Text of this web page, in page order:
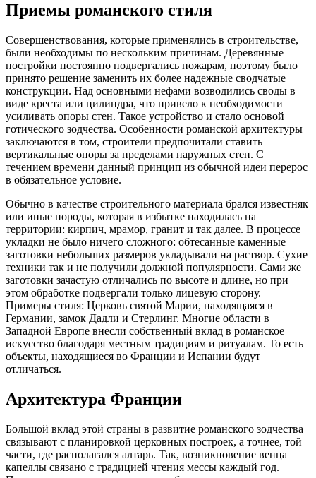
Приемы романского стиля
Совершенствования, которые применялись в строительстве,
были необходимы по нескольким причинам. Деревянные
постройки постоянно подвергались пожарам, поэтому было
принято решение заменить их более надежные сводчатые
конструкции. Над основными нефами возводились своды в
виде креста или цилиндра, что привело к необходимости
усиливать опоры стен. Такое устройство и стало основой
готического зодчества. Особенности романской архитектуры
заключаются в том, строители предпочитали ставить
вертикальные опоры за пределами наружных стен. С
течением времени данный принцип из обычной идеи перерос
в обязательное условие.
Обычно в качестве строительного материала брался известняк
или иные породы, которая в избытке находилась на
территории: кирпич, мрамор, гранит и так далее. В процессе
укладки не было ничего сложного: обтесанные каменные
заготовки небольших размеров укладывали на раствор. Сухие
техники так и не получили должной популярности. Сами же
заготовки зачастую отличались по высоте и длине, но при
этом обработке подвергали только лицевую сторону.
Примеры стиля: Церковь святой Марии, находящаяся в
Германии, замок Дадли и Стерлинг. Многие области в
Западной Европе внесли собственный вклад в романское
искусство благодаря местным традициям и ритуалам. То есть
объекты, находящиеся во Франции и Испании будут
отличаться.
Архитектура Франции
Большой вклад этой страны в развитие романского зодчества
связывают с планировкой церковных построек, а точнее, той
части, где располагался алтарь. Так, возникновение венца
капеллы связано с традицией чтения мессы каждый год.